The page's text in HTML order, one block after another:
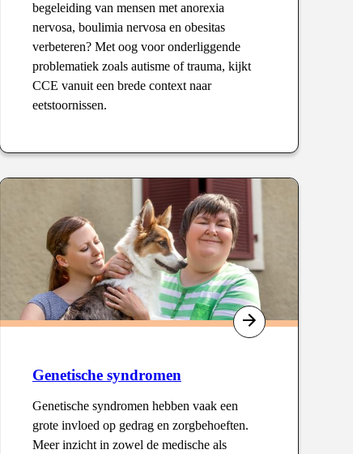
begeleiding van mensen met anorexia
nervosa, boulimia nervosa en obesitas
verbeteren? Met oog voor onderliggende
problematiek zoals autisme of trauma, kijkt
CCE vanuit een brede context naar
eetstoornissen.
Genetische syndromen
Genetische syndromen hebben vaak een
grote invloed op gedrag en zorgbehoeften.
Meer inzicht in zowel de medische als